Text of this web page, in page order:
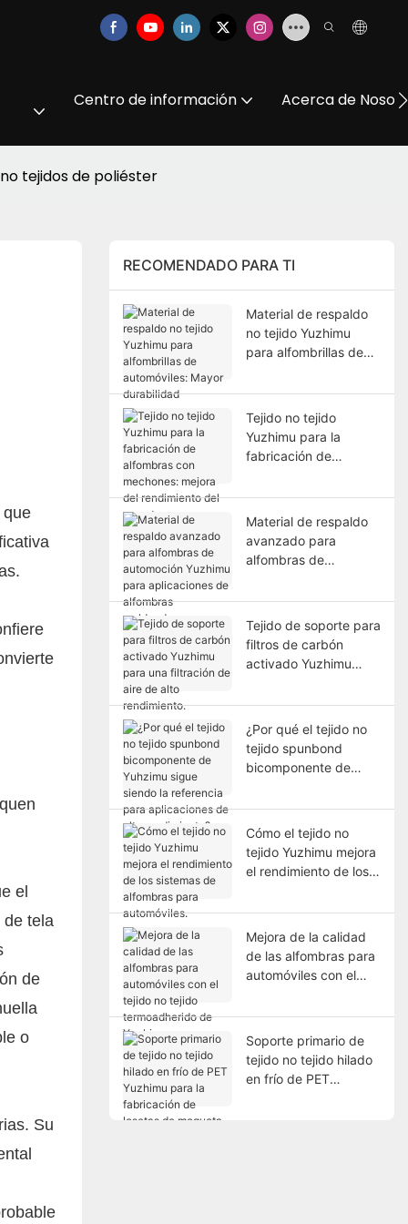
Centro de información Acerca de
tejidos de poliéster
que
el
tela
de
o
Su
RECOMENDADO PARA TI
Material de respaldo
no tejido Yuzhimu
para alfombrillas de
durabilidad
Tejido no tejido
Yuzhimu para la
fabricación de
mechones: mejora del
rendimiento del
soporte.
Material de respaldo
avanzado para
alfombras de
para aplicaciones de
alfombras moldeadas.
Tejido de soporte para
filtros de carbón
activado Yuzhimu
aire de alto
rendimiento.
¿Por qué el tejido no
tejido spunbond
bicomponente de
la referencia para
aplicaciones de alto
rendimiento?
Cómo el tejido no
tejido Yuzhimu mejora
el rendimiento de los
para automóviles.
Mejora de la calidad
de las alfombras para
automóviles con el
termoadherido de
Yuzhimu.
Soporte primario de
tejido no tejido hilado
en frío de PET